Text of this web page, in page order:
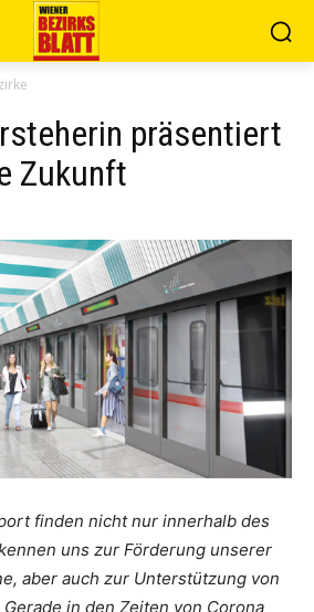
präsentiert
Zukunft
finden nicht nur innerhalb des
uns zur Förderung unserer
aber auch zur Unterstützung von
in den Zeiten von Corona